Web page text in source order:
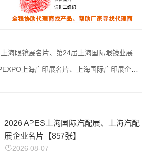
镜展名片、第24届上海国际眼镜业展览会企业名片【567张】
上海广印展名片、上海国际广印展企业名片【1468张】
2026 APES上海国际汽配展、上海汽配
展企业名片【857张】
2026-08-07